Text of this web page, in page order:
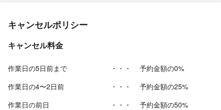
キャンセルポリシー
キャンセル料金
作業日の5日前まで ・・・
予約金額の0%
作業日の4〜2日前
・・・
予約金額の25%
作業日の前日
・・・
予約金額の50%